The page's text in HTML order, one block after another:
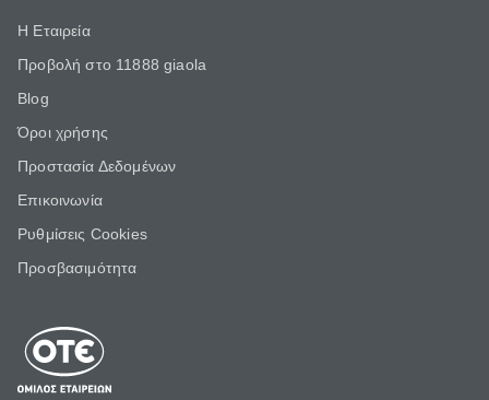
Η Εταιρεία
Προβολή στο 11888 giaola
Blog
Όροι χρήσης
Προστασία Δεδομένων
Επικοινωνία
Ρυθμίσεις Cookies
Προσβασιμότητα